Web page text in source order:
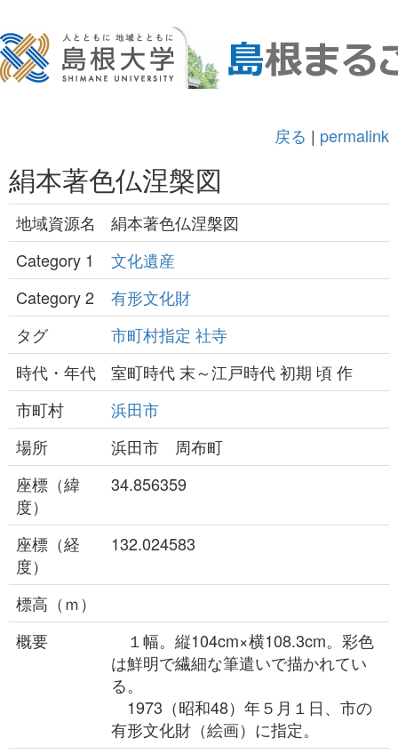
戻る | permalink
絹本著色仏涅槃図
地域資源名
絹本著色仏涅槃図
Category 1
文化遺産
Category 2
有形文化財
タグ
市町村指定 社寺
時代・年代
室町時代 末～江戸時代 初期 頃 作
市町村
浜田市
場所
浜田市 周布町
座標（緯
度）
34.856359
座標（経
度）
132.024583
標高（ｍ）
概要
１幅。縦104cm×横108.3cm。彩色
は鮮明で繊細な筆遣いで描かれてい
る。
1973（昭和48）年５月１日、市の
有形文化財（絵画）に指定。